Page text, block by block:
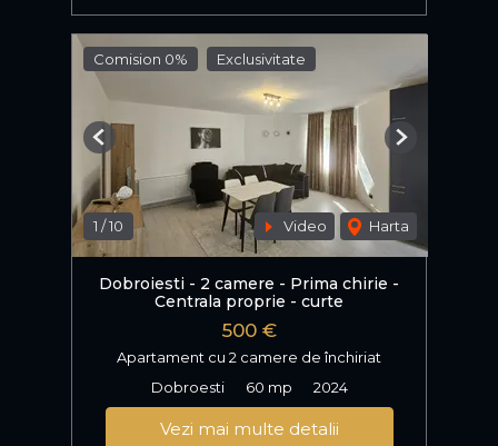
Comision 0% Exclusivitate
1 /10 Video Harta
Previous Next
Dobroiesti - 2 camere - Prima chirie -
Centrala proprie - curte
500 €
Apartament cu 2 camere de închiriat
Dobroesti
60 mp 2024
Vezi mai multe detalii